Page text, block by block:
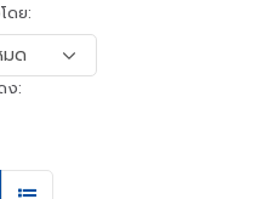
ดย:
ง: